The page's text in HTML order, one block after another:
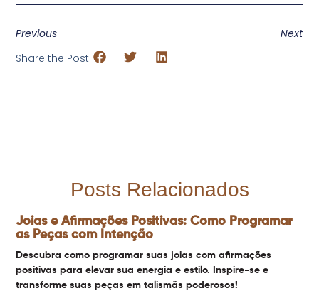
Previous
Next
Share the Post:
Posts Relacionados
Joias e Afirmações Positivas: Como Programar
as Peças com Intenção
Descubra como programar suas joias com afirmações
positivas para elevar sua energia e estilo. Inspire-se e
transforme suas peças em talismãs poderosos!